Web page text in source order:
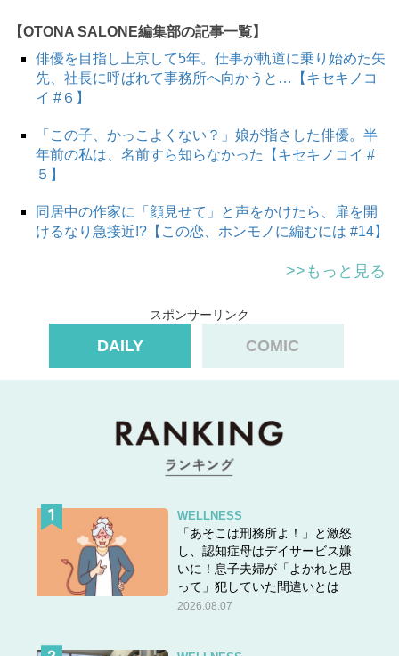
束をかぶせるのがおしゃれに見せるポイントです。たわま
せすぎるとだらしなく見えるので、さりげなくかぶせるく
らいにして。
【OTONA SALONE編集部の記事一覧】
俳優を目指し上京して5年。仕事が軌道に乗り始めた矢
先、社長に呼ばれて事務所へ向かうと…【キセキノコ
イ #６】
「この子、かっこよくない？」娘が指さした俳優。半
年前の私は、名前すら知らなかった【キセキノコイ #
５】
同居中の作家に「顔見せて」と声をかけたら、扉を開
けるなり急接近!?【この恋、ホンモノに編むには #14】
>>もっと見る
スポンサーリンク
DAILY COMIC
WELLNESS
「あそこは刑務所よ！」と激怒
し、認知症母はデイサービス嫌
いに！息子夫婦が「よかれと思
って」犯していた間違いとは
2026.08.07